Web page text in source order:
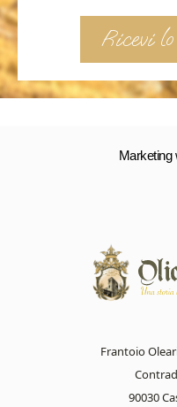
Ricevi lo
Marketing
Frantoio
90030